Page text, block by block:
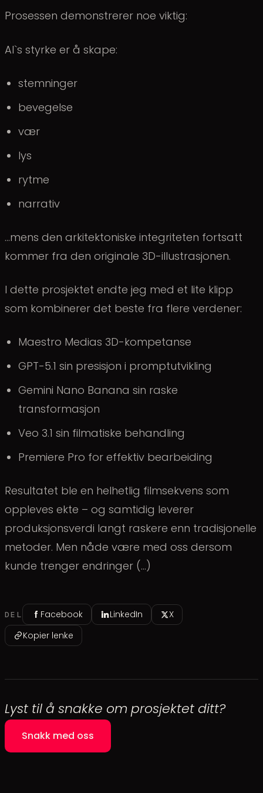
Prosessen demonstrerer noe viktig:
AI`s styrke er å skape:
stemninger
bevegelse
vær
lys
rytme
narrativ
…mens den arkitektoniske integriteten fortsatt
kommer fra den originale 3D-illustrasjonen.
I dette prosjektet endte jeg med et lite klipp
som kombinerer det beste fra flere verdener:
Maestro Medias 3D-kompetanse
GPT-5.1 sin presisjon i promptutvikling
Gemini Nano Banana sin raske
transformasjon
Veo 3.1 sin filmatiske behandling
Premiere Pro for effektiv bearbeiding
Resultatet ble en helhetlig filmsekvens som
oppleves ekte – og samtidig leverer
produksjonsverdi langt raskere enn tradisjonelle
metoder. Men nåde være med oss dersom
kunde trenger endringer (...)
DEL Facebook LinkedIn
X
Kopier lenke
Lyst til å snakke om prosjektet ditt?
Snakk med oss